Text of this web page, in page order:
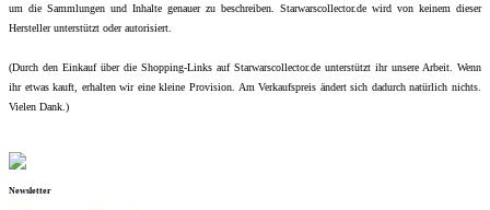
um die Sammlungen und Inhalte genauer zu beschreiben. Starwarscollector.de wird von keinem dieser
Hersteller unterstützt oder autorisiert.
(Durch den Einkauf über die Shopping-Links auf Starwarscollector.de unterstützt ihr unsere Arbeit. Wenn
ihr etwas kauft, erhalten wir eine kleine Provision. Am Verkaufspreis ändert sich dadurch natürlich nichts.
Vielen Dank.)
Newsletter